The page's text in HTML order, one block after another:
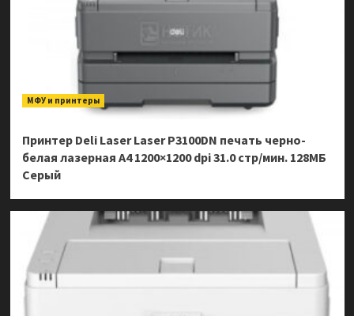
МФУ и принтеры
Принтер Deli Laser Laser P3100DN печать черно-
белая лазерная A4 1200×1200 dpi 31.0 стр/мин. 128МБ
Серый